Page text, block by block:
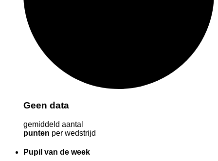
Geen data
gemiddeld aantal
punten per wedstrijd
Pupil van de week